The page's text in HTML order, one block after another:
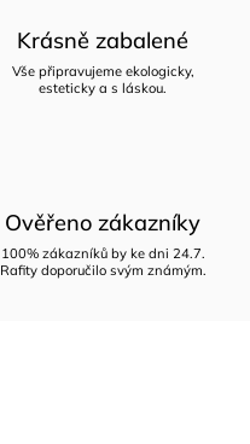
Krásně zabalené
Vše připravujeme ekologicky,
esteticky a s láskou.
Ověřeno zákazníky
100% zákazníků by ke dni 24.7.
Rafity doporučilo svým známým.